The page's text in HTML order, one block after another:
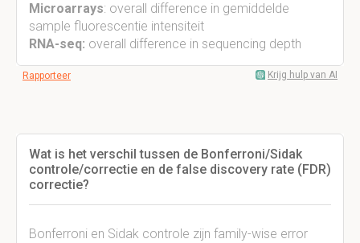
Microarrays: overall difference in gemiddelde
sample fluorescentie intensiteit
RNA-seq: overall difference in sequencing depth
Rapporteer Krijg hulp van AI
Wat is het verschil tussen de Bonferroni/Sidak
controle/correctie en de false discovery rate (FDR)
correctie?
Bonferroni en Sidak controle zijn family-wise error